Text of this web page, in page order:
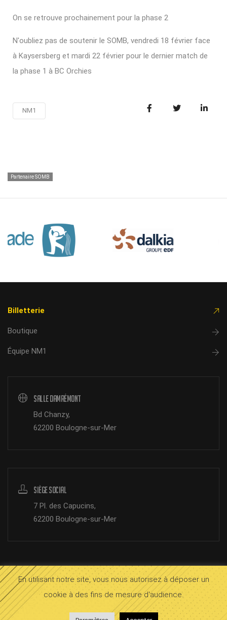
On se retrouve prochainement pour la phase 2
N'oubliez pas de soutenir le SOMB, vendredi 18 février face
à Kaysersberg et mardi 22 février pour le dernier match de
la phase 1 à BC Orchies
NM1
Partenaire SOMB
Billetterie
Boutique
Équipe NM1
Salle Damrémont
Bd Chanzy,
62200 Boulogne-sur-Mer
Siège Social
7 Pl. des Capucins,
62200 Boulogne-sur-Mer
© 2026 SOMB Boulogne. Mentions légales
bloop InOctet
En utilisant notre site, vous nous autorisez à déposer un
cookie à des fins de mesure d'audience.